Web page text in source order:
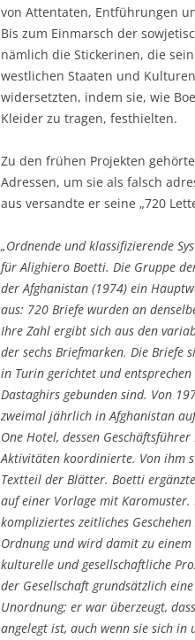
von Attentaten, Entführungen
Bis zum Einmarsch der
nämlich die Stickerinen, die
westlichen Staaten und
widersetzten, indem sie, wie
Kleider zu tragen, festhielten.
Zu den frühen Projekten
Adressen, um sie als falsch
aus versandte er seine „720
„Ordnende und klassifizierende
für Alighiero Boetti. Die Gruppe
der Afghanistan (1974) ein
aus: 720 Briefe wurden an
Ihre Zahl ergibt sich aus den
der sechs Briefmarken. Die Briefe
in Turin gerichtet und entsprechen
Dastaghirs gebunden sind. Von
zweimal jährlich in Afghanistan
One Hotel, dessen
Aktivitäten koordinierte. Von ihm
Textteil der Blätter. Boetti
auf einer Vorlage mit Karomuster.
kompliziertes zeitliches
Ordnung und wird damit zu
kulturelle und gesellschaftliche
der Gesellschaft grundsätzlich
Unordnung; er war überzeugt,
angelegt ist, auch wenn sie sich in